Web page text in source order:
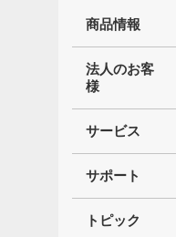
商品情報
法人のお客
様
サービス
サポート
トピック